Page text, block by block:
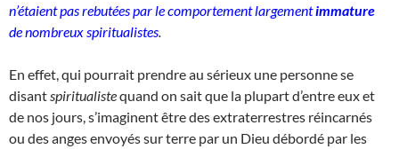
n’étaient pas rebutées par le comportement largementimmature
de nombreux spiritualistes
En effet, qui pourrait prendre au sérieux une personne se
disant spiritualistequand on sait que la plupart d’entre eux et
de nos jours, s’imaginent être des extraterrestres réincarnés
ou des anges envoyés sur terre par un Dieu débordé par les